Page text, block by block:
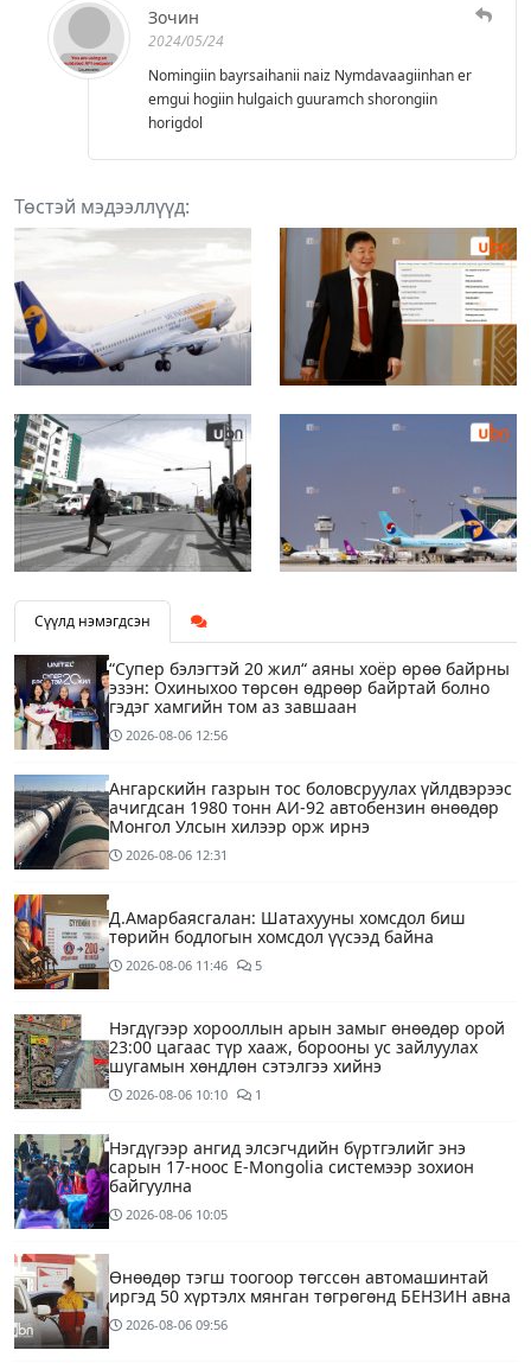
Зочин
2024/05/24
Nomingiin bayrsaihanii naiz Nymdavaagiinhan er
emgui hogiin hulgaich guuramch shorongiin
horigdol
Төстэй мэдээллүүд:
Сүүлд нэмэгдсэн
“Супер бэлэгтэй 20 жил“ аяны хоёр өрөө байрны
эзэн: Охиныхоо төрсөн өдрөөр байртай болно
гэдэг хамгийн том аз завшаан
2026-08-06 12:56
Ангарскийн газрын тос боловсруулах үйлдвэрээс
ачигдсан 1980 тонн АИ-92 автобензин өнөөдөр
Монгол Улсын хилээр орж ирнэ
2026-08-06 12:31
Д.Амарбаясгалан: Шатахууны хомсдол биш
төрийн бодлогын хомсдол үүсээд байна
2026-08-06 11:46 5
Нэгдүгээр хорооллын арын замыг өнөөдөр орой
23:00 цагаас түр хааж, борооны ус зайлуулах
шугамын хөндлөн сэтэлгээ хийнэ
2026-08-06 10:10 1
Нэгдүгээр ангид элсэгчдийн бүртгэлийг энэ
сарын 17-ноос E-Mongolia системээр зохион
байгуулна
2026-08-06 10:05
Өнөөдөр тэгш тоогоор төгссөн автомашинтай
иргэд 50 хүртэлх мянган төгрөгөнд БЕНЗИН авна
2026-08-06 09:56